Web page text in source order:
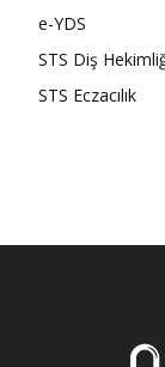
e-YDS
STS Diş
STS Eczacılık